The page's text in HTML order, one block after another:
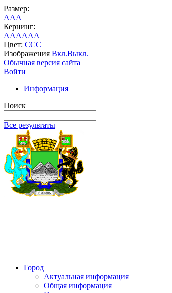
Размер:
AAA
Кернинг:
AAAAAA
Цвет: CCC
Изображения Вкл.Выкл.
Обычная версия сайта
Войти
Информация
Поиск
Все результаты
Город
Актуальная информация
Общая информация